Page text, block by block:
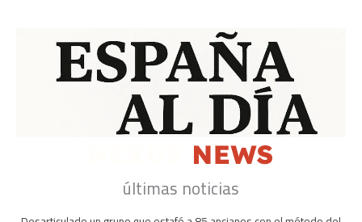
últimas noticias